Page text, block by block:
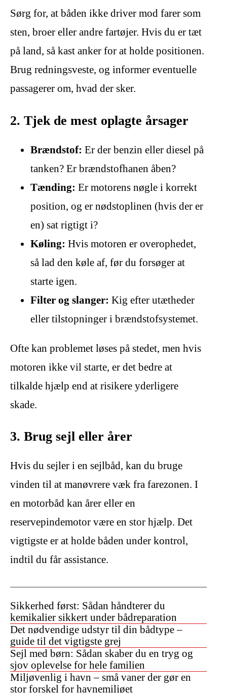
Sørg for, at båden ikke driver mod farer som
sten, broer eller andre fartøjer. Hvis du er tæt
på land, så kast anker for at holde positionen.
Brug redningsveste, og informer eventuelle
passagerer om, hvad der sker.
2. Tjek de mest oplagte årsager
Brændstof: Er der benzin eller diesel på
tanken? Er brændstofhanen åben?
Tænding: Er motorens nøgle i korrekt
position, og er nødstoplinen (hvis der er
en) sat rigtigt i?
Køling: Hvis motoren er overophedet,
så lad den køle af, før du forsøger at
starte igen.
Filter og slanger: Kig efter utætheder
eller tilstopninger i brændstofsystemet.
Ofte kan problemet løses på stedet, men hvis
motoren ikke vil starte, er det bedre at
tilkalde hjælp end at risikere yderligere
skade.
3. Brug sejl eller årer
Hvis du sejler i en sejlbåd, kan du bruge
vinden til at manøvrere væk fra farezonen. I
en motorbåd kan årer eller en
reservepindemotor være en stor hjælp. Det
vigtigste er at holde båden under kontrol,
indtil du får assistance.
Sikkerhed først: Sådan håndterer du
kemikalier sikkert under bådreparation
Det nødvendige udstyr til din bådtype –
guide til det vigtigste grej
Sejl med børn: Sådan skaber du en tryg og
sjov oplevelse for hele familien
Miljøvenlig i havn – små vaner der gør en
stor forskel for havnemiljøet